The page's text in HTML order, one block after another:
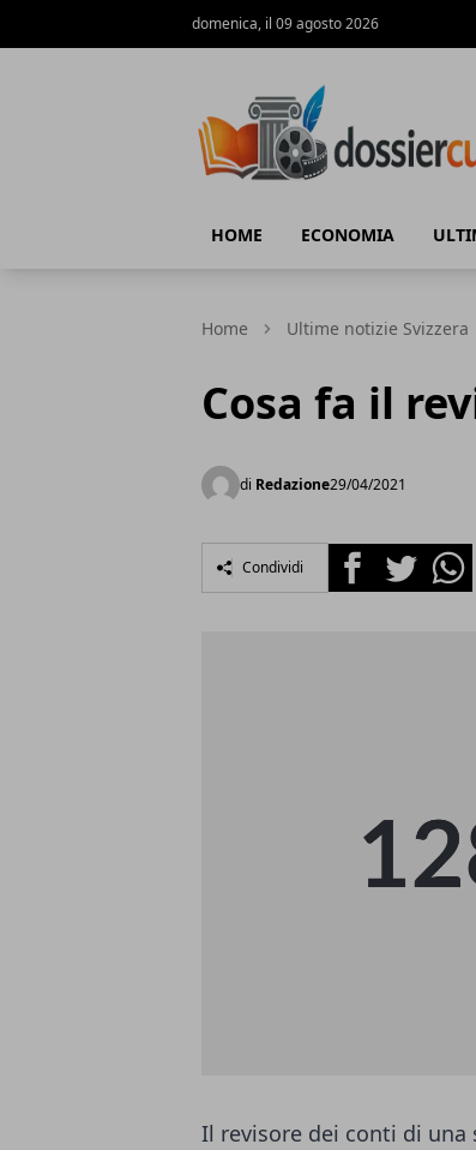
domenica, il 09 agosto 2026
HOME ECONOMIA
Home Ultime notizie Svizzera
Cosa fa il
di Redazione29/04/2021
Condividi FacebookTwitter
Il revisore dei conti di una